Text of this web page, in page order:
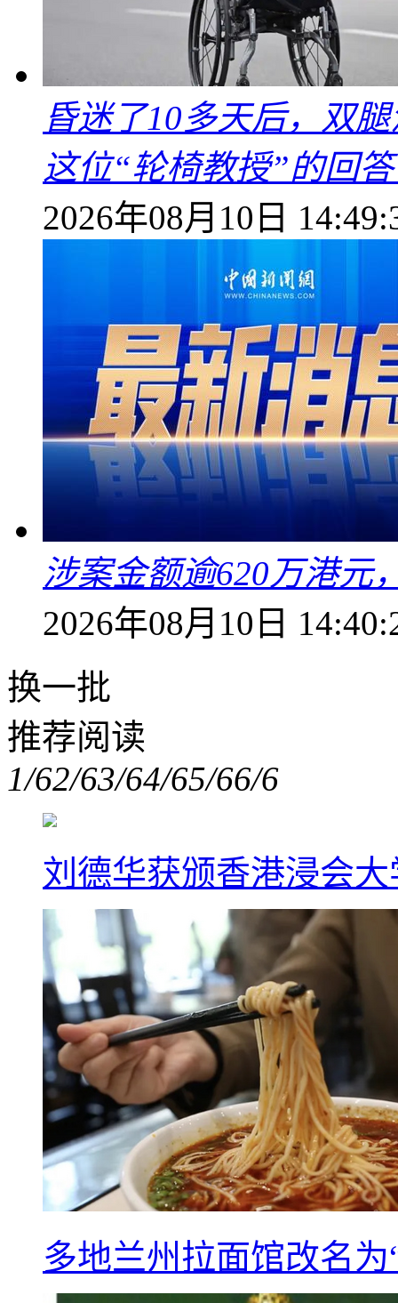
昏迷了10多天后，双
这位“轮椅教授”的回
2026年08月10日
涉案金额逾620万港元
2026年08月10日
换一批
推荐阅读
1/62/63/64/65/66/6
刘德华获颁香港浸会
多地兰州拉面馆改名